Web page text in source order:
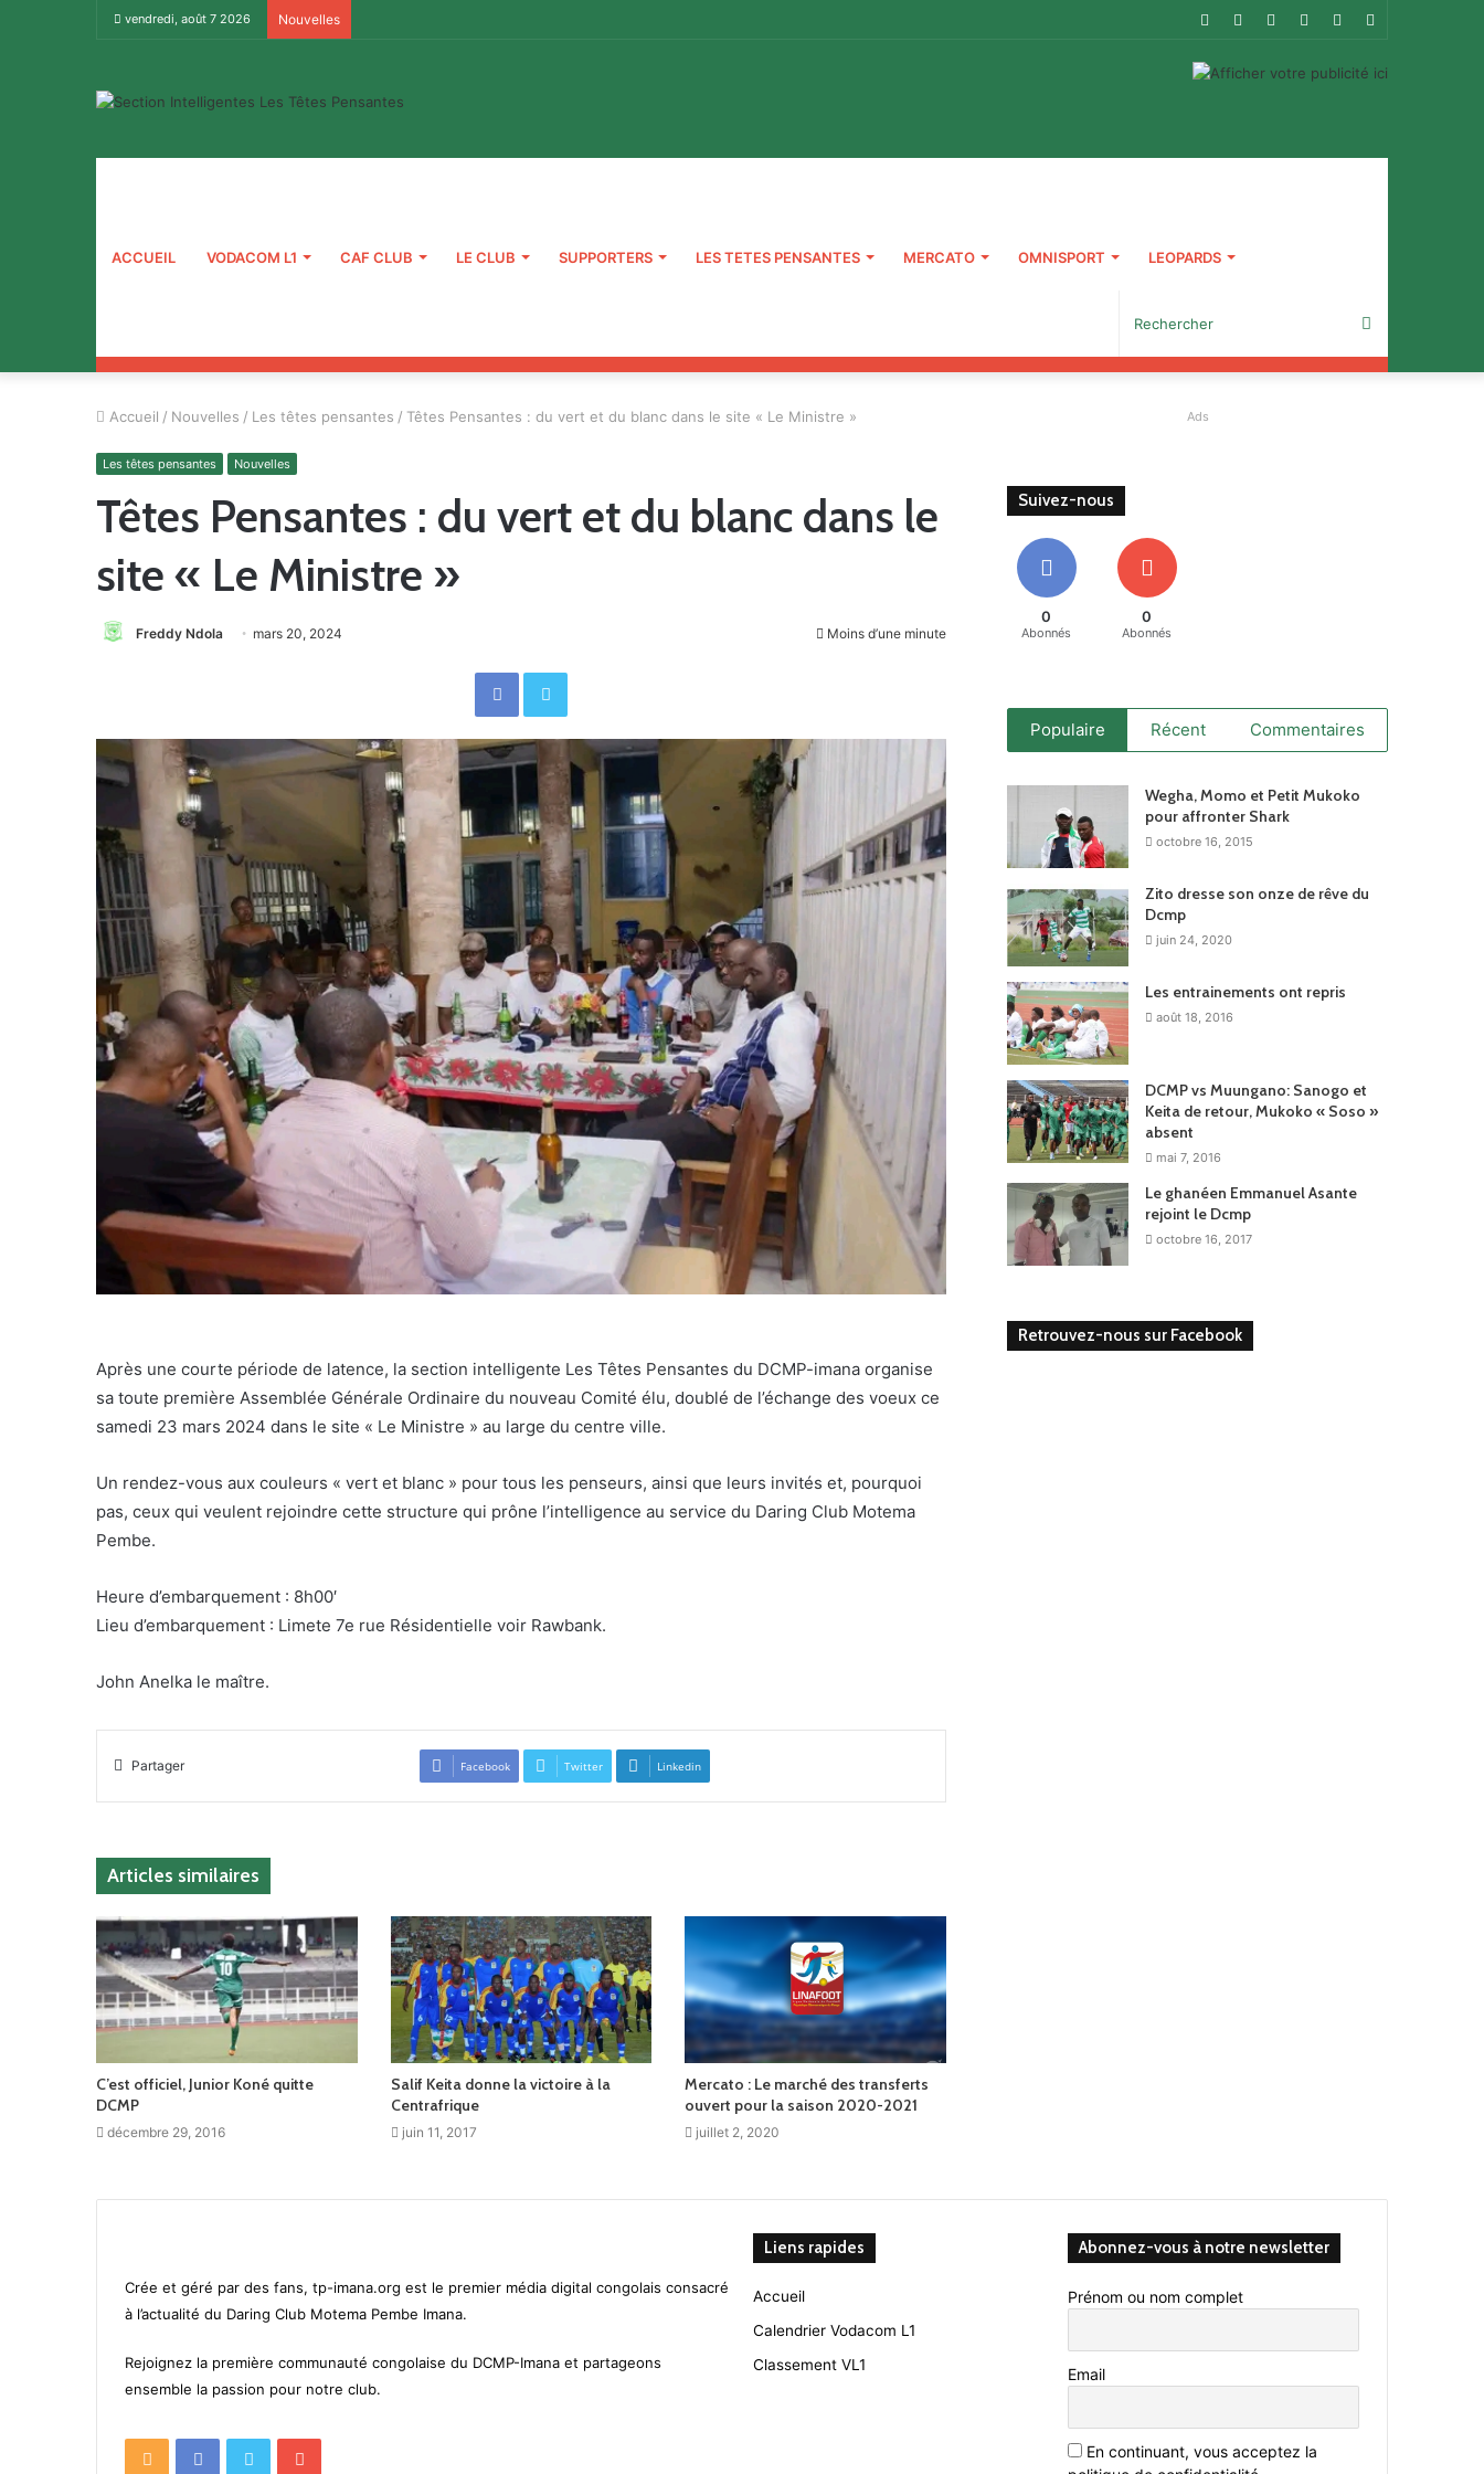
vendredi, août 7 2026 Nouvelles Connexion
YouTube
Twitter
Facebook
RSS
ACCUEIL VODACOM L1 CAF CLUB LE CLUB SUPPORTERS LES TETES PENSANTES MERCATO OMNISPORT LEOPARDS
Rechercher
Accueil / Nouvelles / Les têtes pensantes / Têtes Pensantes : du vert et du blanc dans le site « Le Ministre »
Les têtes pensantes Nouvelles
Têtes Pensantes : du vert et du blanc dans le
site « Le Ministre »
Freddy Ndola mars 20, 2024 Moins d’une minute
FacebookTwitter
Après une courte période de latence, la section intelligente Les Têtes Pensantes du DCMP-imana organise
sa toute première Assemblée Générale Ordinaire du nouveau Comité élu, doublé de l’échange des voeux ce
samedi 23 mars 2024 dans le site « Le Ministre » au large du centre ville.
Un rendez-vous aux couleurs « vert et blanc » pour tous les penseurs, ainsi que leurs invités et, pourquoi
pas, ceux qui veulent rejoindre cette structure qui prône l’intelligence au service du Daring Club Motema
Pembe.
Heure d’embarquement : 8h00′
Lieu d’embarquement : Limete 7e rue Résidentielle voir Rawbank.
John Anelka le maître.
Partager Facebook Twitter Linkedin
Articles similaires
C’est officiel, Junior Koné quitte
DCMP
décembre 29, 2016
Salif Keita donne la victoire à la
Centrafrique
juin 11, 2017
Mercato : Le marché des transferts
ouvert pour la saison 2020-2021
juillet 2, 2020
Ads
Suivez-nous
0
Abonnés
0
Abonnés
Populaire Récent Commentaires
Wegha, Momo et Petit Mukoko
pour affronter Shark
octobre 16, 2015
Zito dresse son onze de rêve du
Dcmp
juin 24, 2020
Les entrainements ont repris
août 18, 2016
DCMP vs Muungano: Sanogo et
Keita de retour, Mukoko « Soso »
absent
mai 7, 2016
Le ghanéen Emmanuel Asante
rejoint le Dcmp
octobre 16, 2017
Retrouvez-nous sur Facebook
Crée et géré par des fans, tp-imana.org est le premier média digital congolais consacré
à l’actualité du Daring Club Motema Pembe Imana.
Rejoignez la première communauté congolaise du DCMP-Imana et partageons
ensemble la passion pour notre club.
RSS FacebookTwitterYouTube
Liens rapides
Accueil
Calendrier Vodacom L1
Classement VL1
Abonnez-vous à notre newsletter
Prénom ou nom complet
Email
En continuant, vous acceptez la